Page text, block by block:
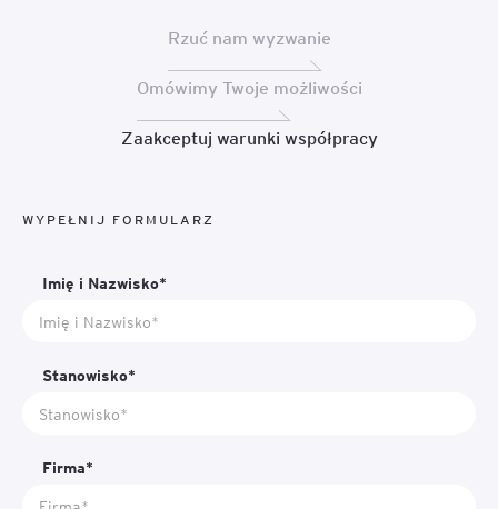
Rzuć nam wyzwanie
Omówimy Twoje możliwości
Zaakceptuj warunki współpracy
WYPEŁNIJ FORMULARZ
Imię i Nazwisko*
Stanowisko*
Firma*